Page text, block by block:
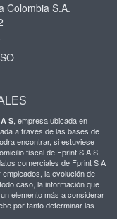
Colombia S.A.
S, empresa ubicada en
a través de las bases de
encontrar, si estuviese
fiscal de Fprint S A S.
comerciales de Fprint S A
la evolución de
elemento más a considerar
por tanto determinar las